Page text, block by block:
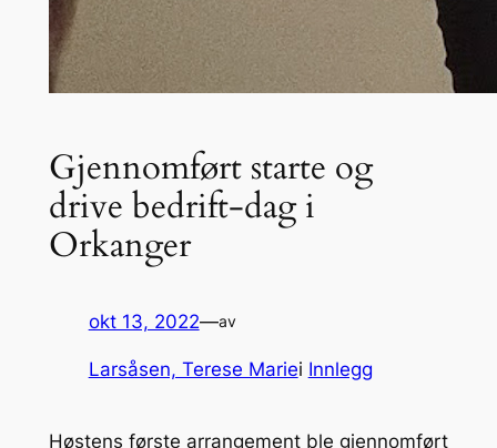
Gjennomført starte og
drive bedrift-dag i
Orkanger
okt 13, 2022—av
Larsåsen, Terese Mariei Innlegg
Høstens første arrangement ble gjennomført